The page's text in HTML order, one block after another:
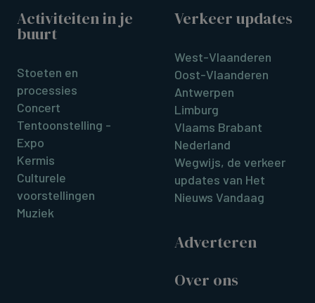
Activiteiten in je
buurt
Stoeten en
processies
Concert
Tentoonstelling -
Expo
Kermis
Culturele
voorstellingen
Muziek
Verkeer updates
West-Vlaanderen
Oost-Vlaanderen
Antwerpen
Limburg
Vlaams Brabant
Nederland
Wegwijs, de verkeer
updates van Het
Nieuws Vandaag
Adverteren
Over ons